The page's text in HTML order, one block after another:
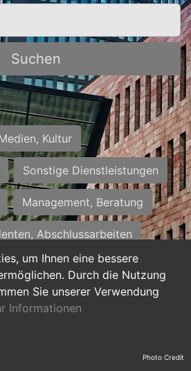
um Ihnen eine bessere
Durch die Nutzung
Sie unserer Verwendung
Informationen
Suchen
Kultur
Sonstige Dienstleistungen
Management, Beratung
Abschlussarbeiten
Assistenz, Sekretariat
und Nebenjobs
duale Ausbildung Photo Credit